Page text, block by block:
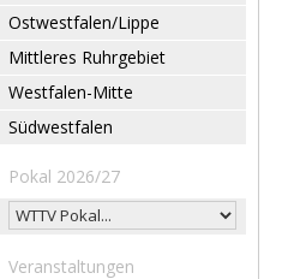
Ostwestfalen/Lippe
Mittleres Ruhrgebiet
Westfalen-Mitte
Südwestfalen
Pokal 2026/27
Veranstaltungen